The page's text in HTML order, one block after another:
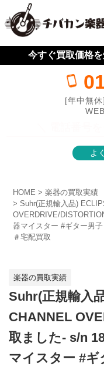
今すぐ買取価格
[年中無
よ
HOME
楽器の買取実績
Suhr(正規輸入品)
OVERDRIVE/
器マイスター #ギター男
＃宅配買取
楽器の買取実績
Suhr(正規輸入
CHANNEL
取ました- s/n
マイスター #ギ